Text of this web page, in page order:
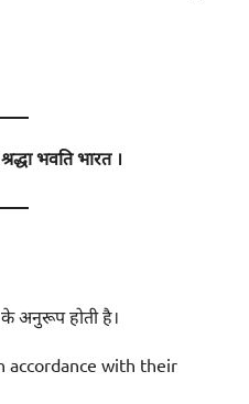
भवति भारत ।
अनुरूप होती है।
accordance with their